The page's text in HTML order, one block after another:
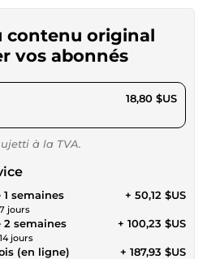
contenu original
vos abonnés
17,32 $US 18,80 $US
à la TVA.
semaines
jours
+ 50,12 $US
2 semaines
jours
+ 100,23 $US
(en ligne) + 187,93 $US